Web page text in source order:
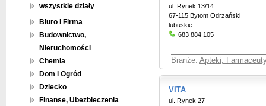
wszystkie działy
Biuro i Firma
Budownictwo,
Nieruchomości
Chemia
Dom i Ogród
Dziecko
Finanse, Ubezbieczenia
ul. Rynek 13/14
67-115 Bytom Odrzański
lubuskie
683 884 105
Branże: Apteki,
VITA
ul. Rynek 27